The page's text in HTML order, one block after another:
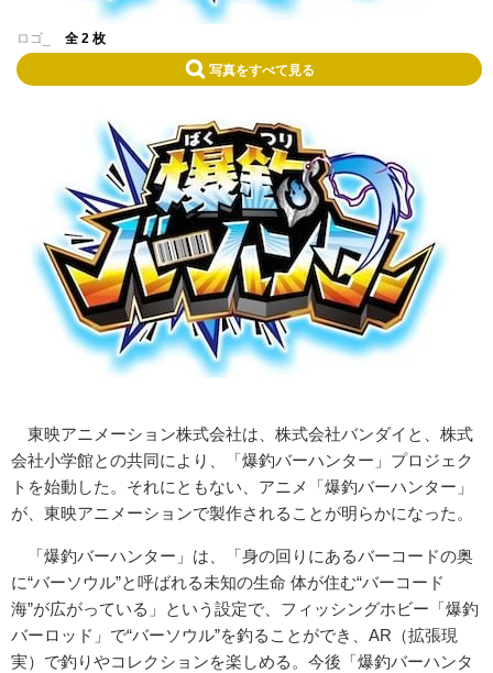
ロゴ_ 全 2 枚
写真をすべて見る
東映アニメーション株式会社は、株式会社バンダイと、株式
会社小学館との共同により、「爆釣バーハンター」プロジェク
トを始動した。それにともない、アニメ「爆釣バーハンター」
が、東映アニメーションで製作されることが明らかになった。
「爆釣バーハンター」は、「身の回りにあるバーコードの奥
に“バーソウル”と呼ばれる未知の生命 体が住む“バーコード
海”が広がっている」という設定で、フィッシングホビー「爆釣
バーロッド」で“バーソウル”を釣ることができ、AR（拡張現
実）で釣りやコレクションを楽しめる。今後「爆釣バーハンタ